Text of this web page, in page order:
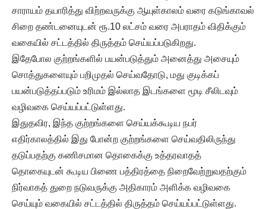
சாராயம் தயாரித்து விற்றவருக்கு ஆயுள்காலம் வரை கடுங்காவல்
சிறை தண்டனையுடன் ரூ.10 லட்சம் வரை அபராதம் விதிக்கும்
வகையில் சட்டத்தில் திருத்தம் செய்யப்படுகிறது.
இதேபோல குற்றங்களில் பயன்படுத்தும் அனைத்து அசையும்
சொத்துகளையும் பறிமுதல் செய்வதோடு, மது குடிக்கப்
பயன்படுத்தப்படும் உரிமம் இல்லாத இடங்களை மூடி சீலிடவும்
வழிவகை செய்யப்பட்டுள்ளது.
இதுதவிர, இந்த குற்றங்களை செய்யக்கூடிய நபர்
எதிர்காலத்தில் இது போன்ற குற்றங்களை செய்வதிலிருந்து
தடுப்பதற்கு கணிசமான தொகைக்கு உத்தரவாதத்
தொகையுடன் கூடிய பிணை பத்திரத்தை நிறைவேற்றுவதற்கும்
நிர்வாகத் துறை நடுவருக்கு அதிகாரம் அளிக்க வழிவகை
செய்யும் வகையில் சட்டத்தில் திருத்தம் செய்யப்பட்டுள்ளது.